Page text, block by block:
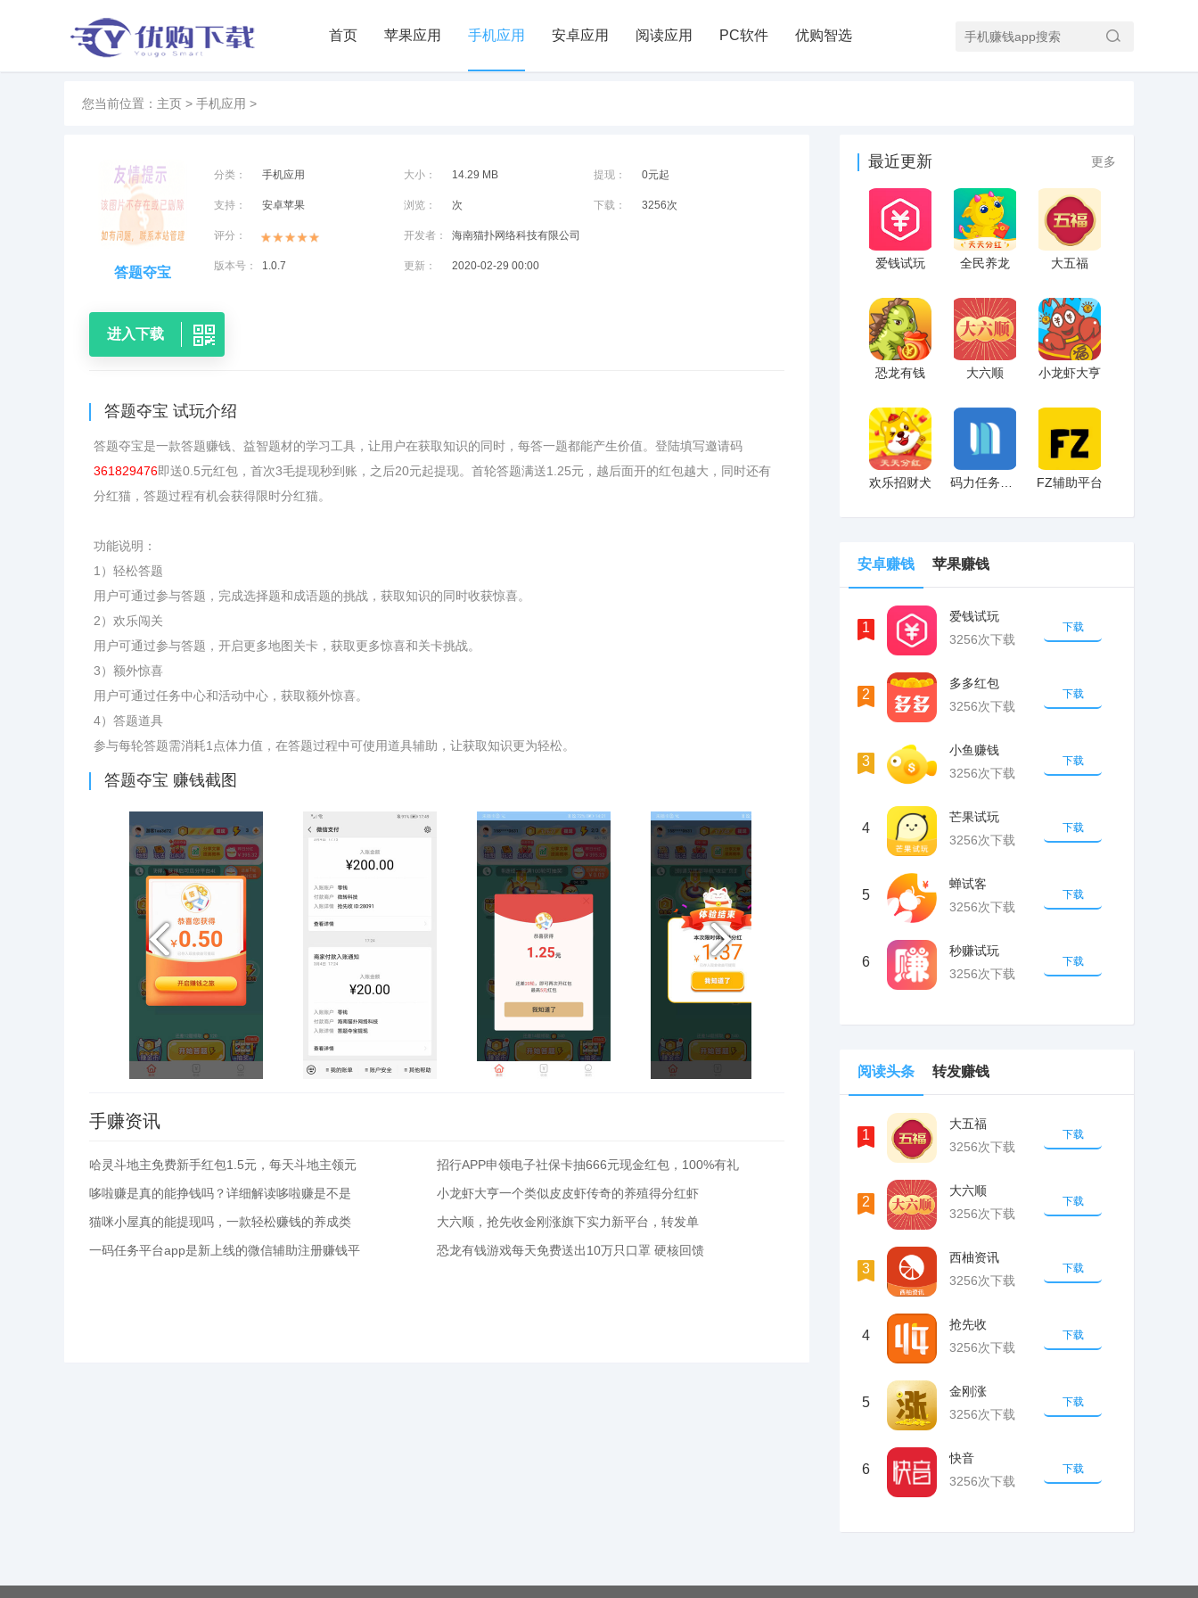
首页 苹果应用 手机应用 安卓应用 阅读应用 PC软件 优购智选
您当前位置： 主页 > 手机应用 >
答题夺宝
分类： 手机应用 大小： 14.29 MB 提现： 0元起
支持： 安卓苹果 浏览： 次 下载： 3256次
评分： 开发者： 海南猫扑网络科技有限公司
版本号： 1.0.7 更新： 2020-02-29 00:00
进入下载
答题夺宝 试玩介绍
答题夺宝是一款答题赚钱、益智题材的学习工具，让用户在获取知识的同时，每答一题都能产生价值。登陆填写邀请码
361829476即送0.5元红包，首次3毛提现秒到账，之后20元起提现。首轮答题满送1.25元，越后面开的红包越大，同时还有
分红猫，答题过程有机会获得限时分红猫。
功能说明：
1）轻松答题
用户可通过参与答题，完成选择题和成语题的挑战，获取知识的同时收获惊喜。
2）欢乐闯关
用户可通过参与答题，开启更多地图关卡，获取更多惊喜和关卡挑战。
3）额外惊喜
用户可通过任务中心和活动中心，获取额外惊喜。
4）答题道具
参与每轮答题需消耗1点体力值，在答题过程中可使用道具辅助，让获取知识更为轻松。
答题夺宝 赚钱截图
手赚资讯
哈灵斗地主免费新手红包1.5元，每天斗地主领元
招行APP申领电子社保卡抽666元现金红包，100%有礼
哆啦赚是真的能挣钱吗？详细解读哆啦赚是不是
小龙虾大亨一个类似皮皮虾传奇的养殖得分红虾
猫咪小屋真的能提现吗，一款轻松赚钱的养成类
大六顺，抢先收金刚涨旗下实力新平台，转发单
一码任务平台app是新上线的微信辅助注册赚钱平
恐龙有钱游戏每天免费送出10万只口罩 硬核回馈
最近更新 更多
爱钱试玩 全民养龙 大五福
恐龙有钱 大六顺 小龙虾大亨
欢乐招财犬 FZ辅助平台
安卓赚钱 苹果赚钱
1
爱钱试玩
3256次下载
下载
2
多多红包
3256次下载
下载
3
小鱼赚钱
3256次下载
下载
4
芒果试玩
3256次下载
下载
5
蝉试客
3256次下载
下载
6
秒赚试玩
3256次下载
下载
阅读头条 转发赚钱
1
大五福
3256次下载
下载
2
大六顺
3256次下载
下载
3
西柚资讯
3256次下载
下载
4
抢先收
3256次下载
下载
5
金刚涨
3256次下载
下载
6
快音
3256次下载
下载